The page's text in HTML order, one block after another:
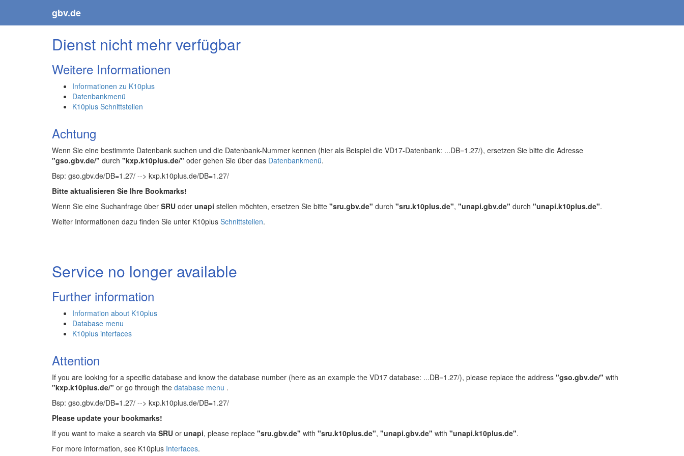
gbv.de
Dienst nicht mehr verfügbar
Weitere Informationen
Informationen zu K10plus
Datenbankmenü
K10plus Schnittstellen
Achtung
Wenn Sie eine bestimmte Datenbank suchen und die Datenbank-Nummer kennen (hier als Beispiel die VD17-Datenbank: ...DB=1.27/), ersetzen Sie bitte die Adresse
"gso.gbv.de/" durch "kxp.k10plus.de/" oder gehen Sie über das Datenbankmenü.
Bsp: gso.gbv.de/DB=1.27/ --> kxp.k10plus.de/DB=1.27/
Bitte aktualisieren Sie Ihre Bookmarks!
Wenn Sie eine Suchanfrage über SRU oder unapi stellen möchten, ersetzen Sie bitte "sru.gbv.de" durch "sru.k10plus.de", "unapi.gbv.de" durch "unapi.k10plus.de".
Weiter Informationen dazu finden Sie unter K10plus Schnittstellen.
Service no longer available
Further information
Information about K10plus
Database menu
K10plus interfaces
Attention
If you are looking for a specific database and know the database number (here as an example the VD17 database: ...DB=1.27/), please replace the address "gso.gbv.de/" with
"kxp.k10plus.de/" or go through the database menu .
Bsp: gso.gbv.de/DB=1.27/ --> kxp.k10plus.de/DB=1.27/
Please update your bookmarks!
If you want to make a search via SRU or unapi, please replace "sru.gbv.de" with "sru.k10plus.de", "unapi.gbv.de" with "unapi.k10plus.de".
For more information, see K10plus Interfaces.